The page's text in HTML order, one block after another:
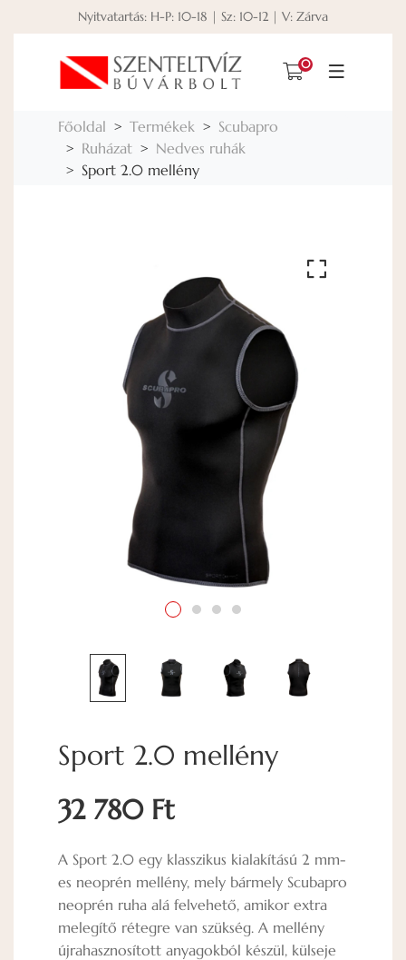
Nyitvatartás: H-P: 10-18 | Sz: 10-12 | V: Zárva
0
Főoldal Termékek
Scubapro
Ruházat
Nedves ruhák
Sport 2.0 mellény
Sport 2.0 mellény
32 780 Ft
A Sport 2.0 egy klasszikus kialakítású 2 mm-
es neoprén mellény, mely bármely Scubapro
neoprén ruha alá felvehető, amikor extra
melegítő rétegre van szükség. A mellény
újrahasznosított anyagokból készül, külseje